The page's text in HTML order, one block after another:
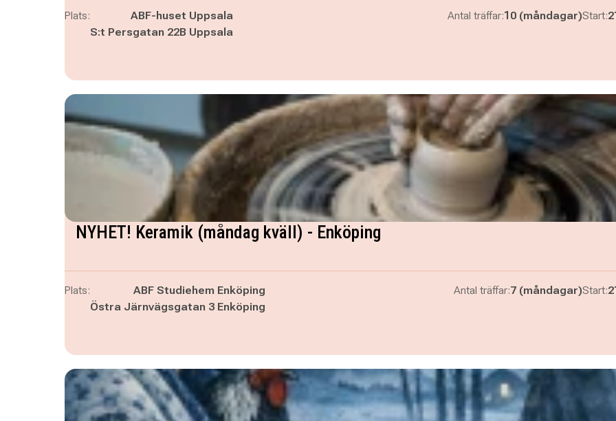
Plats:
ABF-huset Uppsala
S:t Persgatan 22B Uppsala
Antal träffar:10 (måndagar)Start:
NYHET! Keramik (måndag kväll) - Enköping
Plats:
ABF Studiehem Enköping
Östra Järnvägsgatan 3 Enköping
Antal träffar:7 (måndagar)Start: